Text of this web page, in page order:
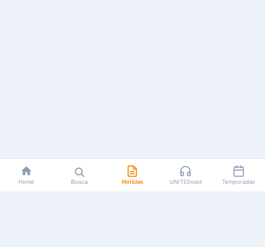
Home Busca Notícias UNITEDcast Temporadas